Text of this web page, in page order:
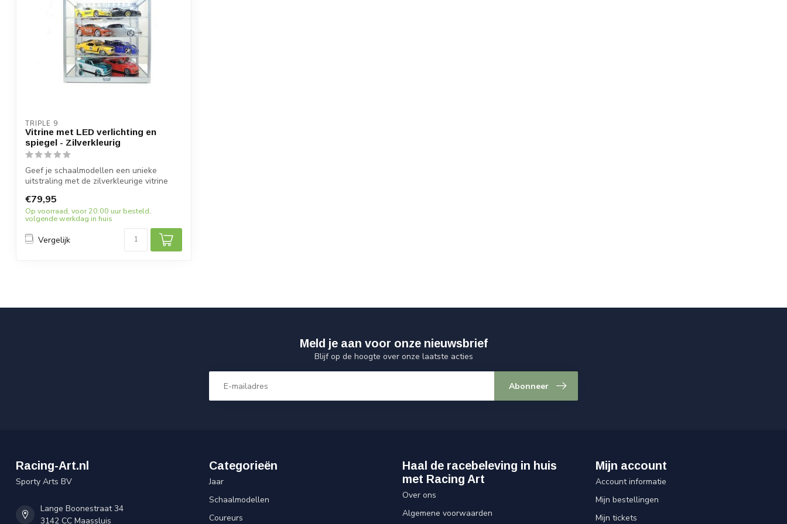
TRIPLE 9
Vitrine met LED verlichting en
spiegel - Zilverkleurig
Geef je schaalmodellen een unieke
uitstraling met de zilverkleurige vitrine
€79,95
Op voorraad, voor 20:00 uur besteld,
volgende werkdag in huis
Vergelijk
Meld je aan voor onze nieuwsbrief
Blijf op de hoogte over onze laatste acties
Abonneer
Racing-Art.nl
Sporty Arts BV
Lange Boonestraat 34
3142 CC Maassluis
Categorieën
Jaar
Schaalmodellen
Coureurs
Haal de racebeleving in huis
met Racing Art
Over ons
Algemene voorwaarden
Mijn account
Account informatie
Mijn bestellingen
Mijn tickets